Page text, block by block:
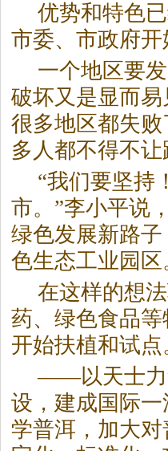
优势和特色
市委、市政府开
一个地区要
破坏又是显而
很多地区都失
多人都不得不让
“我们要坚持
市。”李小平说
绿色发展新路
色生态工业园区
在这样的想
药、绿色食品
开始扶植和试
——以天士力
设，建成国际
学普洱，加大对